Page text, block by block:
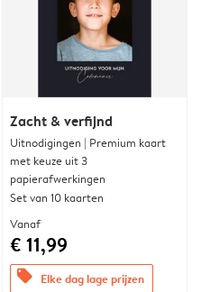
Zacht & verfijnd
Uitnodigingen | Premium kaart
met keuze uit 3
papierafwerkingen
Set van 10 kaarten
Vanaf
€ 11,99
offers Elke dag lage prijzen